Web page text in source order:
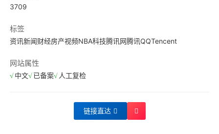
3709
标签
资讯新闻财经房产视频NBA科技腾讯网腾讯QQTencent
网站属性
中文 已备案 人工复检
链接直达